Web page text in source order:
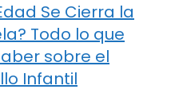
Se Cierra la
Todo lo que
sobre el
Infantil